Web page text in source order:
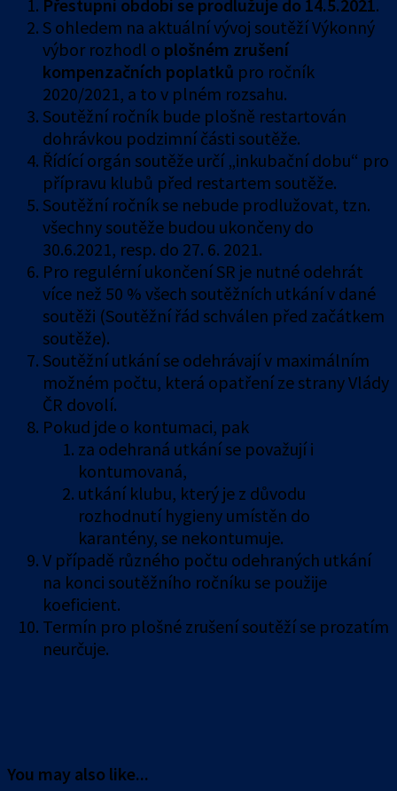
Přestupní období se prodlužuje do 14.5.2021.
S ohledem na aktuální vývoj soutěží Výkonný
výbor rozhodl o plošném zrušení
kompenzačních poplatků pro ročník
2020/2021, a to v plném rozsahu.
Soutěžní ročník bude plošně restartován
dohrávkou podzimní části soutěže.
Řídící orgán soutěže určí „inkubační dobu“ pro
přípravu klubů před restartem soutěže.
Soutěžní ročník se nebude prodlužovat, tzn.
všechny soutěže budou ukončeny do
30.6.2021, resp. do 27. 6. 2021.
Pro regulérní ukončení SR je nutné odehrát
více než 50 % všech soutěžních utkání v dané
soutěži (Soutěžní řád schválen před začátkem
soutěže).
Soutěžní utkání se odehrávají v maximálním
možném počtu, která opatření ze strany Vlády
ČR dovolí.
Pokud jde o kontumaci, pak
za odehraná utkání se považují i
kontumovaná,
utkání klubu, který je z důvodu
rozhodnutí hygieny umístěn do
karantény, se nekontumuje.
V případě různého počtu odehraných utkání
na konci soutěžního ročníku se použije
koeficient.
Termín pro plošné zrušení soutěží se prozatím
neurčuje.
You may also like...